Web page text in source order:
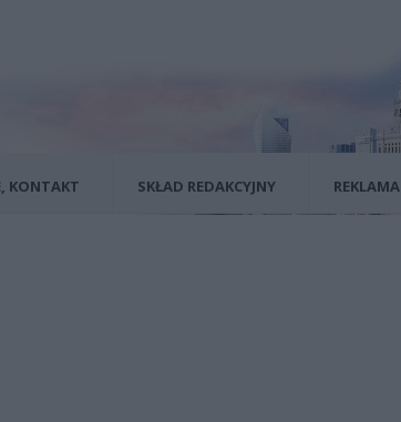
KONTAKT SKŁAD REDAKCYJNY REKLAMA